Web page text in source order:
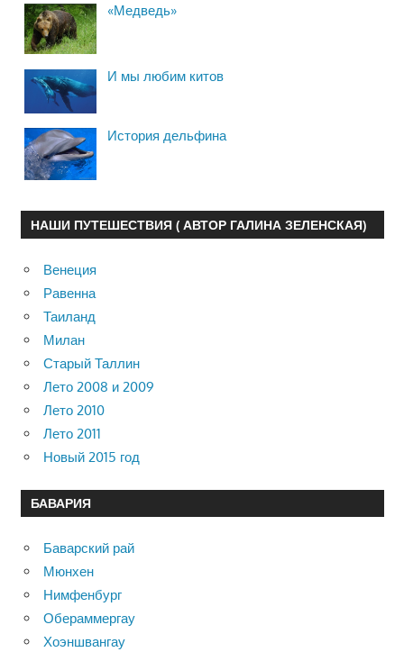
«Медведь»
И мы любим китов
История дельфина
НАШИ ПУТЕШЕСТВИЯ ( АВТОР ГАЛИНА ЗЕЛЕНСКАЯ)
Венеция
Равенна
Таиланд
Милан
Старый Таллин
Лето 2008 и 2009
Лето 2010
Лето 2011
Новый 2015 год
БАВАРИЯ
Баварский рай
Мюнхен
Нимфенбург
Обераммергау
Хоэншвангау